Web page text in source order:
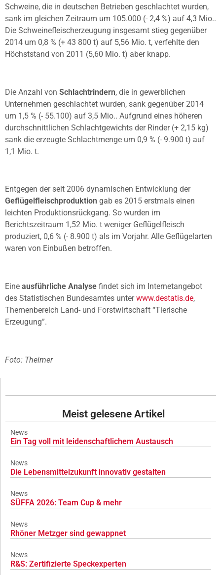
Schweine, die in deutschen Betrieben geschlachtet wurden,
sank im gleichen Zeitraum um 105.000 (- 2,4 %) auf 4,3 Mio..
Die Schweinefleischerzeugung insgesamt stieg gegenüber
2014 um 0,8 % (+ 43 800 t) auf 5,56 Mio. t, verfehlte den
Höchststand von 2011 (5,60 Mio. t) aber knapp.
Die Anzahl von Schlachtrindern, die in gewerblichen
Unternehmen geschlachtet wurden, sank gegenüber 2014
um 1,5 % (- 55.100) auf 3,5 Mio.. Aufgrund eines höheren
durchschnittlichen Schlachtgewichts der Rinder (+ 2,15 kg)
sank die erzeugte Schlachtmenge um 0,9 % (- 9.900 t) auf
1,1 Mio. t.
Entgegen der seit 2006 dynamischen Entwicklung der
Geflügelfleischproduktion gab es 2015 erstmals einen
leichten Produktionsrückgang. So wurden im
Berichtszeitraum 1,52 Mio. t weniger Geflügelfleisch
produziert, 0,6 % (- 8.900 t) als im Vorjahr. Alle Geflügelarten
waren von Einbußen betroffen.
Eine ausführliche Analyse findet sich im Internetangebot
des Statistischen Bundesamtes unterwww.destatis.de,
Themenbereich Land- und Forstwirtschaft “Tierische
Erzeugung”.
Foto: Theimer
Meist gelesene Artikel
News
Ein Tag voll mit leidenschaftlichem Austausch
News
Die Lebensmittelzukunft innovativ gestalten
News
SÜFFA 2026: Team Cup & mehr
News
Rhöner Metzger sind gewappnet
News
R&S: Zertifizierte Speckexperten